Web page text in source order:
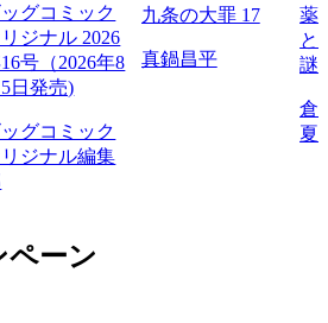
ッグコミック
ジナル 2026
号（2026年8
5日発売)
ッグコミック
ジナル編集
九条の大罪 17
真鍋昌平
薬
と
謎
倉
夏
ペーン